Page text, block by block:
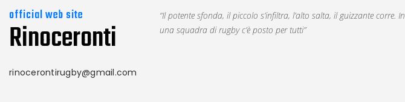
official web site
Rinoceronti
rinocerontirugby@gmail.com
“Il potente sfonda, il piccolo s’infiltra, l’alto salta, il guizzante corre. In
una squadra di rugby c’è posto per tutti”